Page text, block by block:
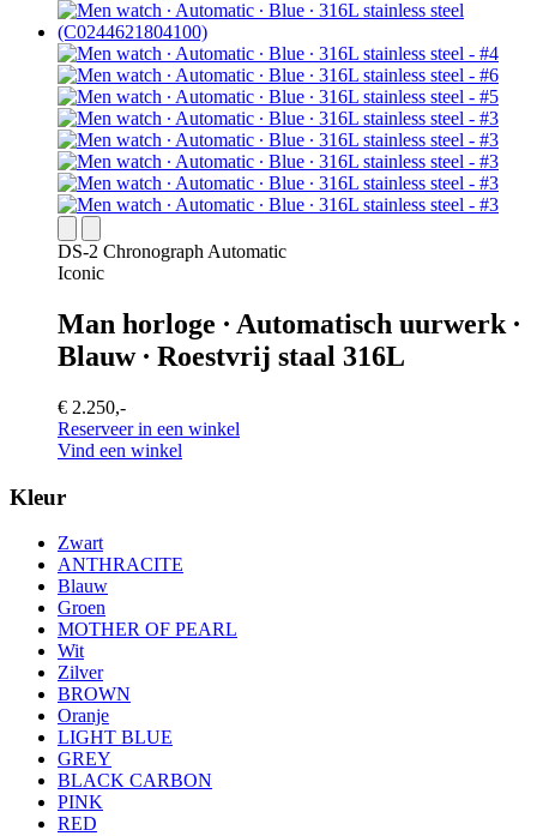
DS-2 Chronograph Automatic
Iconic
Man horloge ∙ Automatisch uurwerk ∙
Blauw ∙ Roestvrij staal 316L
€ 2.250,-
Reserveer in een winkel
Vind een winkel
Kleur
Zwart
ANTHRACITE
Blauw
Groen
MOTHER OF PEARL
Wit
Zilver
BROWN
Oranje
LIGHT BLUE
GREY
BLACK CARBON
PINK
RED